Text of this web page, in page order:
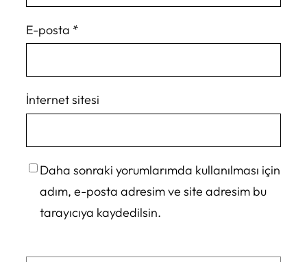
E-posta *
İnternet sitesi
Daha sonraki yorumlarımda kullanılması için
adım, e-posta adresim ve site adresim bu
tarayıcıya kaydedilsin.